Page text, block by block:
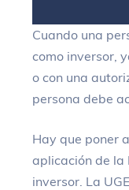
Cuando una
como inversor,
o con una
persona debe
Hay que poner
aplicación de la
inversor. La